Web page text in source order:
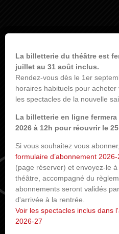
La billetterie du théâtre est
juillet au 31 août inclus.
Rendez-vous dès le 1er
horaires habituels pour acheter
les spectacles de la nouvelle
La billetterie en ligne
2026 à 12h pour réouvrir le
Si vous souhaitez vous
formulaire d’abonnement 2026-
(page réserver) et envoyez-le
théâtre, accompagné du
abonnements seront validés
d'arrivée à la rentrée.
Voir les spectacles inclus dans
2026-27